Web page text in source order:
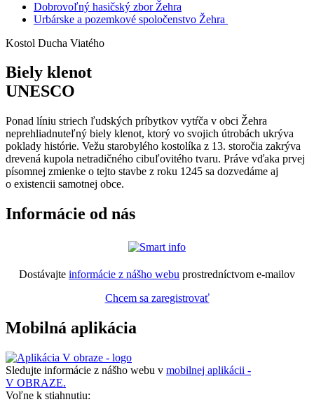
Dobrovoľný hasičský zbor Žehra
Urbárske a pozemkové spoločenstvo Žehra
Kostol Ducha Viatého
Biely klenot
UNESCO
Ponad líniu striech ľudských príbytkov vytŕča v obci Žehra
neprehliadnuteľný biely klenot, ktorý vo svojich útrobách ukrýva
poklady histórie. Vežu starobylého kostolíka z 13. storočia zakrýva
drevená kupola netradičného cibuľovitého tvaru. Práve vďaka prvej
písomnej zmienke o tejto stavbe z roku 1245 sa dozvedáme aj
o existencii samotnej obce.
Informácie od nás
Dostávajte informácie z nášho webu prostredníctvom e-mailov
Chcem sa zaregistrovať
Mobilná aplikácia
Sledujte informácie z nášho webu v mobilnej aplikácii -
V OBRAZE.
Voľne k stiahnutiu: